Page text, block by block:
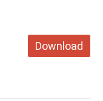
Download